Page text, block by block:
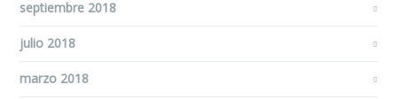
septiembre 2018
julio 2018
marzo 2018